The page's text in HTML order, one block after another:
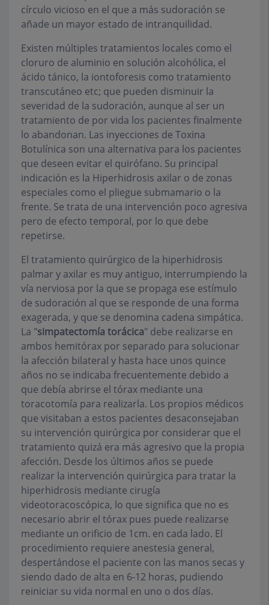
círculo vicioso en el que a más sudoración se
añade un mayor estado de intranquilidad.
Existen múltiples tratamientos locales como el
cloruro de aluminio en solución alcohólica, el
ácido tánico, la iontoforesis como tratamiento
transcutáneo etc; que pueden disminuir la
severidad de la sudoración, aunque al ser un
tratamiento de por vida los pacientes finalmente
lo abandonan. Las inyecciones de Toxina
Botulínica son una alternativa para los pacientes
que deseen evitar el quirófano. Su principal
indicación es la Hiperhidrosis axilar o de zonas
especiales como el pliegue submamario o la
frente. Se trata de una intervención poco agresiva
pero de efecto temporal, por lo que debe
repetirse.
El tratamiento quirúrgico de la hiperhidrosis
palmar y axilar es muy antiguo, interrumpiendo la
vía nerviosa por la que se propaga ese estímulo
de sudoración al que se responde de una forma
exagerada, y que se denomina cadena simpática.
La "simpatectomía torácica" debe realizarse en
ambos hemitórax por separado para solucionar
la afección bilateral y hasta hace unos quince
años no se indicaba frecuentemente debido a
que debía abrirse el tórax mediante una
toracotomía para realizarla. Los propios médicos
que visitaban a estos pacientes desaconsejaban
su intervención quirúrgica por considerar que el
tratamiento quizá era más agresivo que la propia
afección. Desde los últimos años se puede
realizar la intervención quirúrgica para tratar la
hiperhidrosis mediante cirugía
videotoracoscópica, lo que significa que no es
necesario abrir el tórax pues puede realizarse
mediante un orificio de 1cm. en cada lado. El
procedimiento requiere anestesia general,
despertándose el paciente con las manos secas y
siendo dado de alta en 6-12 horas, pudiendo
reiniciar su vida normal en uno o dos días.